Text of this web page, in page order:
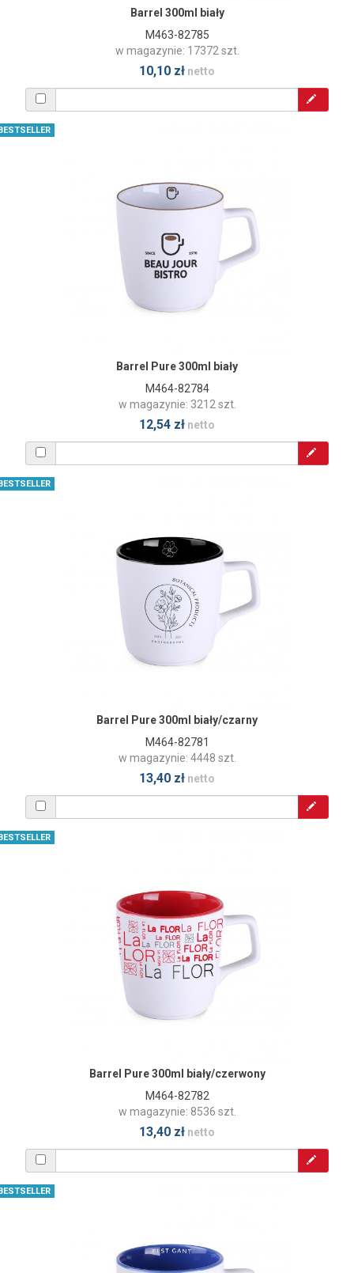
Barrel 300ml biały
M463-82785
w magazynie: 17372 szt.
10,10 zł netto
Barrel Pure 300ml biały
M464-82784
w magazynie: 3212 szt.
12,54 zł netto
Barrel Pure 300ml biały/czarny
M464-82781
w magazynie: 4448 szt.
13,40 zł netto
Barrel Pure 300ml biały/czerwony
M464-82782
w magazynie: 8536 szt.
13,40 zł netto